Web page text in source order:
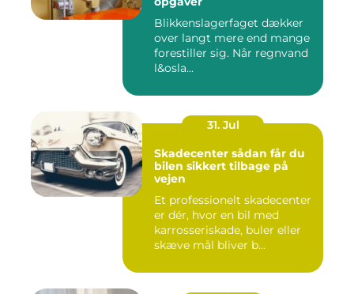
Blikkenslagerfaget dækker
over langt mere end mange
forestiller sig. Når regnvand
l&osla...
31. Jul
Skadecenter sådan får du
bilen sikkert tilbage på
vejen
Et professionelt skadecenter
er dér, hvor en bil med
karrosseriskade, buler eller
skæve mål bliver b...